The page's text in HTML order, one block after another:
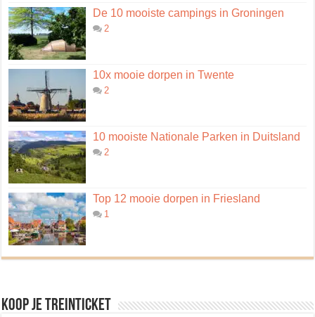
De 10 mooiste campings in Groningen
2
10x mooie dorpen in Twente
2
10 mooiste Nationale Parken in Duitsland
2
Top 12 mooie dorpen in Friesland
1
Koop je treinticket